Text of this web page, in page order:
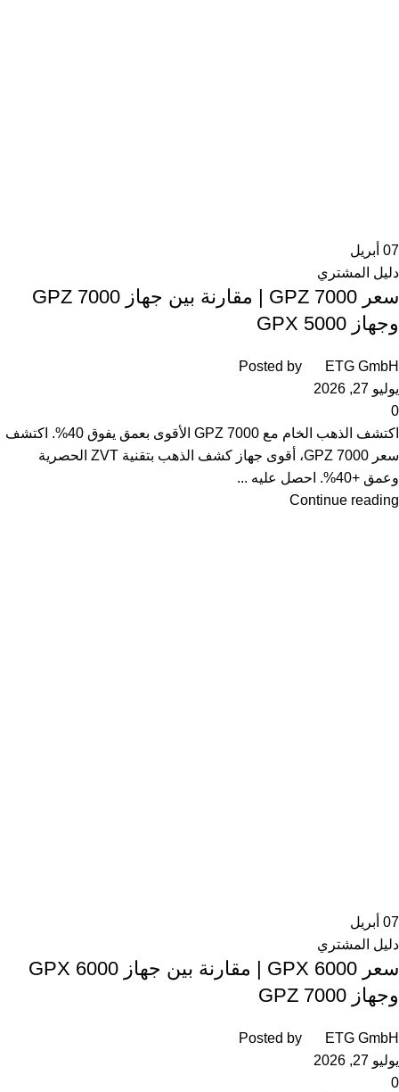
07 أبريل
دليل المشتري
سعر GPZ 7000 | مقارنة بين جهاز GPZ 7000
وجهاز GPX 5000
Posted by
ETG GmbH
يوليو 27, 2026
0
اكتشف الذهب الخام مع GPZ 7000 الأقوى بعمق يفوق 40%. اكتشف
سعر GPZ 7000، أقوى جهاز كشف الذهب بتقنية ZVT الحصرية
وعمق +40%. احصل عليه ...
Continue reading
07 أبريل
دليل المشتري
سعر GPX 6000 | مقارنة بين جهاز GPX 6000
وجهاز GPZ 7000
Posted by
ETG GmbH
يوليو 27, 2026
0